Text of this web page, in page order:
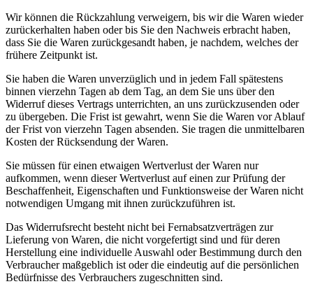
Wir können die Rückzahlung verweigern, bis wir die Waren wieder
zurückerhalten haben oder bis Sie den Nachweis erbracht haben,
dass Sie die Waren zurückgesandt haben, je nachdem, welches der
frühere Zeitpunkt ist.
Sie haben die Waren unverzüglich und in jedem Fall spätestens
binnen vierzehn Tagen ab dem Tag, an dem Sie uns über den
Widerruf dieses Vertrags unterrichten, an uns zurückzusenden oder
zu übergeben. Die Frist ist gewahrt, wenn Sie die Waren vor Ablauf
der Frist von vierzehn Tagen absenden. Sie tragen die unmittelbaren
Kosten der Rücksendung der Waren.
Sie müssen für einen etwaigen Wertverlust der Waren nur
aufkommen, wenn dieser Wertverlust auf einen zur Prüfung der
Beschaffenheit, Eigenschaften und Funktionsweise der Waren nicht
notwendigen Umgang mit ihnen zurückzuführen ist.
Das Widerrufsrecht besteht nicht bei Fernabsatzverträgen zur
Lieferung von Waren, die nicht vorgefertigt sind und für deren
Herstellung eine individuelle Auswahl oder Bestimmung durch den
Verbraucher maßgeblich ist oder die eindeutig auf die persönlichen
Bedürfnisse des Verbrauchers zugeschnitten sind.